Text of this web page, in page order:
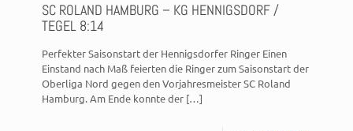
SC ROLAND HAMBURG – KG HENNIGSDORF /
TEGEL 8:14
Perfekter Saisonstart der Hennigsdorfer Ringer Einen
Einstand nach Maß feierten die Ringer zum Saisonstart der
Oberliga Nord gegen den Vorjahresmeister SC Roland
Hamburg. Am Ende konnte der […]